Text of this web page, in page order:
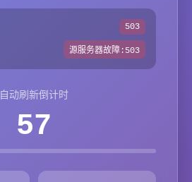
503
源服务器故障:503
自动刷新倒计时
57